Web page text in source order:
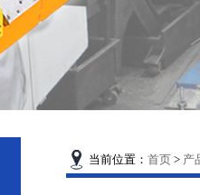
当前位置： 首页 > 产